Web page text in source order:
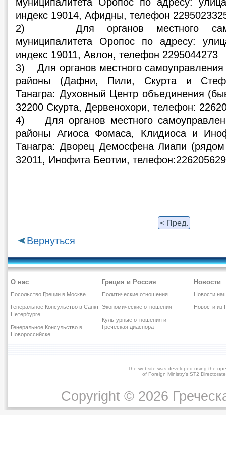
индекс 19014, Афидны, телефон
2) Для органов местного
муниципалитета Оропос по адресу:
индекс 19011, Авлон, телефон 2295044273
3) Для органов местного
районы (Дафни, Пили, Скурта и
Танагра: Духовный Центр объединения
32200 Скурта, Дервенохори, телефон:
4) Для органов местного
районы Агиоса Фомаса, Клидиоса и
Танагра: Дворец Демосфена Лиапи
32011, Инофита Беотии,
< Пред.
Вернуться
О нас
Посольство Греции в Москве
Генеральное Консульство в Санкт-
Петербурге
Генеральное Консульство в
Новороссийске
Греция и Россия
Политические отношения
Экономические отношения
Культурные отношения и
Греческая диаспора
Новости
Новости
Новости из
The website was developed using the
of Foreign Ministry's ST2
Copyright © 2026